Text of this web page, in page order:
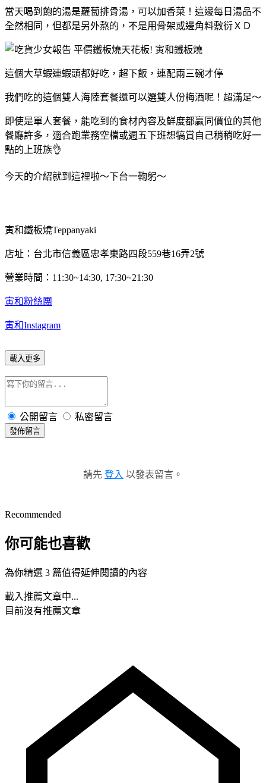
當天喝到飽的湯是蘿蔔排骨湯，可以加香菜！這邊每日湯品不
全然相同，但都是另外熬的，不是用骨架或邊角料敷衍ＸＤ
這個大草蝦連蝦頭都好吃，超下飯，連配兩三碗才停
我們吃的這個雙人海陸套餐還可以選雙人份梅酒呢！超滿足～
即使是單人套餐，能吃到的食材內容及鮮度都贏同價位的其他
餐廳許多，適合跑業務空檔或週五下班想犒賞自己稍稍吃好一
點的上班族👌
今天的介紹就到這裡啦～下台一鞠躬～
寅和鐵板燒Teppanyaki
店址：台北市信義區忠孝東路四段559巷16弄2號
營業時間：11:30~14:30, 17:30~21:30
寅和粉絲團
寅和Instagram
載入更多
公開留言 私密留言
發佈留言
請先 登入 以發表留言。
Recommended
你可能也喜歡
為你精選 3 篇值得延伸閱讀的內容
載入推薦文章中...
目前沒有推薦文章